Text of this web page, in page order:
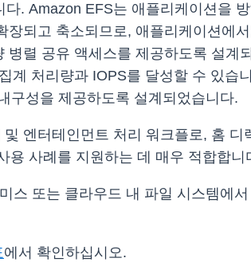
. Amazon EFS는 애플리케이션을 방
되고 축소되므로, 애플리케이션에
렬 공유 액세스를 제공하도록 설계
계 처리량과 IOPS를 달성할 수 있습
구성을 제공하도록 설계되었습니다.
엔터테인먼트 처리 워크플로, 홈 디
용 사례를 지원하는 데 매우 적합합니
스 또는 클라우드 내 파일 시스템에서
에서 확인하십시오.